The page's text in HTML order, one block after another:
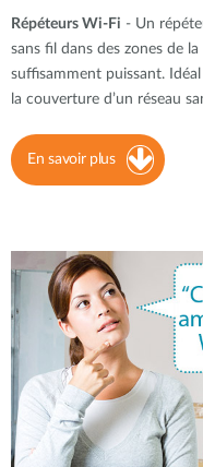
Répéteurs Wi-Fi - Un
sans fil dans des zones de
suffisamment puissant.
la couverture d’un réseau
En savoir plus